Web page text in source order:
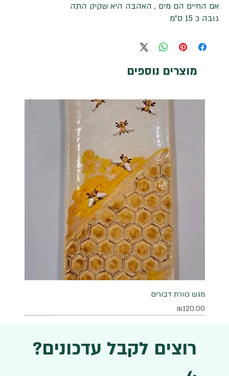
אם החיים הם מים , האהבה היא שקיק התה
גובה כ 15 ס"מ
מוצרים נוספים
מגש כוורת דבורים
מחיר
₪120.00
רוצים לקבל עדכונים?